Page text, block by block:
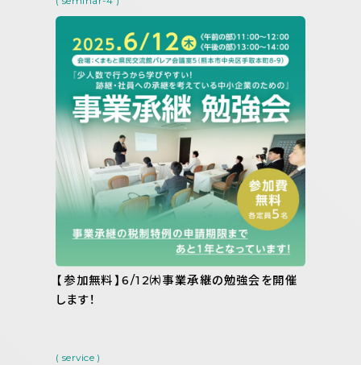
【参加無料】6/12㈭事業承継の勉強会を開催
します！
( service )